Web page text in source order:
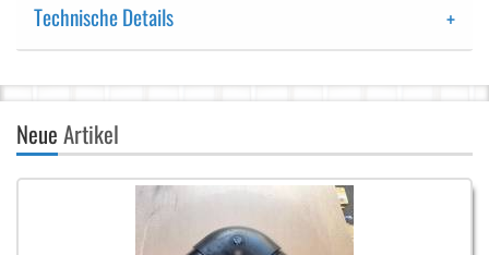
Technische Details
NeueArtikel